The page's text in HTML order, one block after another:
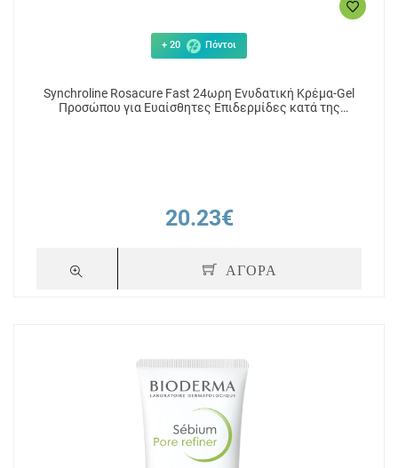
+ 20 Πόντοι
Synchroline Rosacure Fast 24ωρη Ενυδατική Κρέμα-Gel
Προσώπου για Ευαίσθητες Επιδερμίδες κατά της
20.23€
ΑΓΟΡΑ